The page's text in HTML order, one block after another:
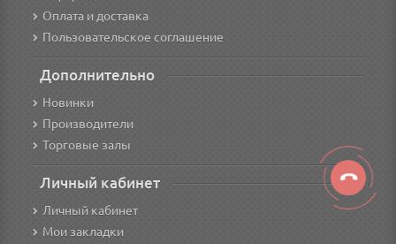
Оплата и доставка
Пользовательское соглашение
Дополнительно
Новинки
Производители
Торговые залы
Личный кабинет
Личный кабинет
Мои закладки